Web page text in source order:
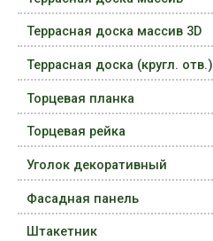
Террасная доска массив 3D
Террасная доска (кругл. отв.)
Торцевая планка
Торцевая рейка
Уголок декоративный
Фасадная панель
Штакетник